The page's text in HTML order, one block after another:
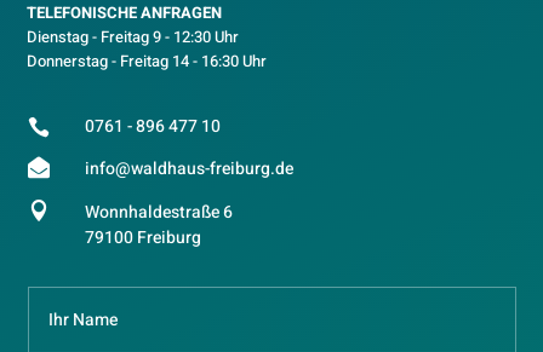
TELEFONISCHE ANFRAGEN
Dienstag - Freitag 9 - 12:30 Uhr
Donnerstag - Freitag 14 - 16:30 Uhr
 0761 - 896 477 10
 info@waldhaus-freiburg.de

Wonnhaldestraße 6
79100 Freiburg